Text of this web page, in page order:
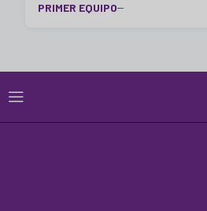
PRIMER EQUIPO